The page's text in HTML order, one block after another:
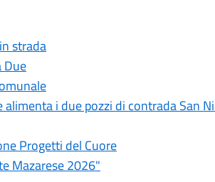
strada
Due
i due pozzi di contrada San
Progetti del Cuore
Mazarese 2026"